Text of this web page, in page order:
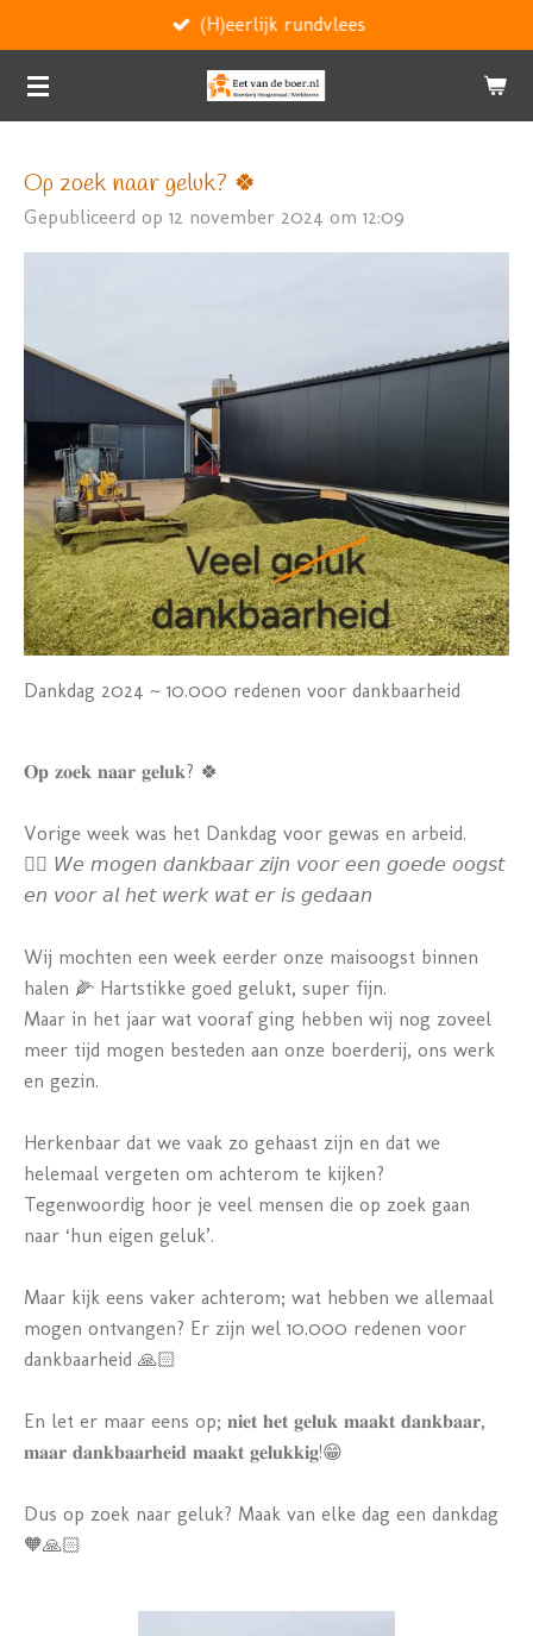
direct
naar
de
(H)eerlijk rundvlees
Op zoek naar geluk? 🍀
Gepubliceerd op 12 november 2024 om 12:09
Dankdag 2024 ~ 10.000 redenen voor dankbaarheid
𝐎𝐩 𝐳𝐨𝐞𝐤 𝐧𝐚𝐚𝐫 𝐠𝐞𝐥𝐮𝐤? 🍀
Vorige week was het Dankdag voor gewas en arbeid.
👉🏼 𝘞𝘦 𝘮𝘰𝘨𝘦𝘯 𝘥𝘢𝘯𝘬𝘣𝘢𝘢𝘳 𝘻𝘪𝘫𝘯 𝘷𝘰𝘰𝘳 𝘦𝘦𝘯 𝘨𝘰𝘦𝘥𝘦 𝘰𝘰𝘨𝘴𝘵
𝘦𝘯 𝘷𝘰𝘰𝘳 𝘢𝘭 𝘩𝘦𝘵 𝘸𝘦𝘳𝘬 𝘸𝘢𝘵 𝘦𝘳 𝘪𝘴 𝘨𝘦𝘥𝘢𝘢𝘯
Wij mochten een week eerder onze maisoogst binnen
halen 🌽 Hartstikke goed gelukt, super fijn.
Maar in het jaar wat vooraf ging hebben wij nog zoveel
meer tijd mogen besteden aan onze boerderij, ons werk
en gezin.
Herkenbaar dat we vaak zo gehaast zijn en dat we
helemaal vergeten om achterom te kijken?
Tegenwoordig hoor je veel mensen die op zoek gaan
naar ‘hun eigen geluk’.
Maar kijk eens vaker achterom; wat hebben we allemaal
mogen ontvangen? Er zijn wel 10.000 redenen voor
dankbaarheid 🙏🏻
En let er maar eens op; 𝐧𝐢𝐞𝐭 𝐡𝐞𝐭 𝐠𝐞𝐥𝐮𝐤 𝐦𝐚𝐚𝐤𝐭 𝐝𝐚𝐧𝐤𝐛𝐚𝐚𝐫,
𝐦𝐚𝐚𝐫 𝐝𝐚𝐧𝐤𝐛𝐚𝐚𝐫𝐡𝐞𝐢𝐝 𝐦𝐚𝐚𝐤𝐭 𝐠𝐞𝐥𝐮𝐤𝐤𝐢𝐠!😁
Dus op zoek naar geluk? Maak van elke dag een dankdag
🧡🙏🏻